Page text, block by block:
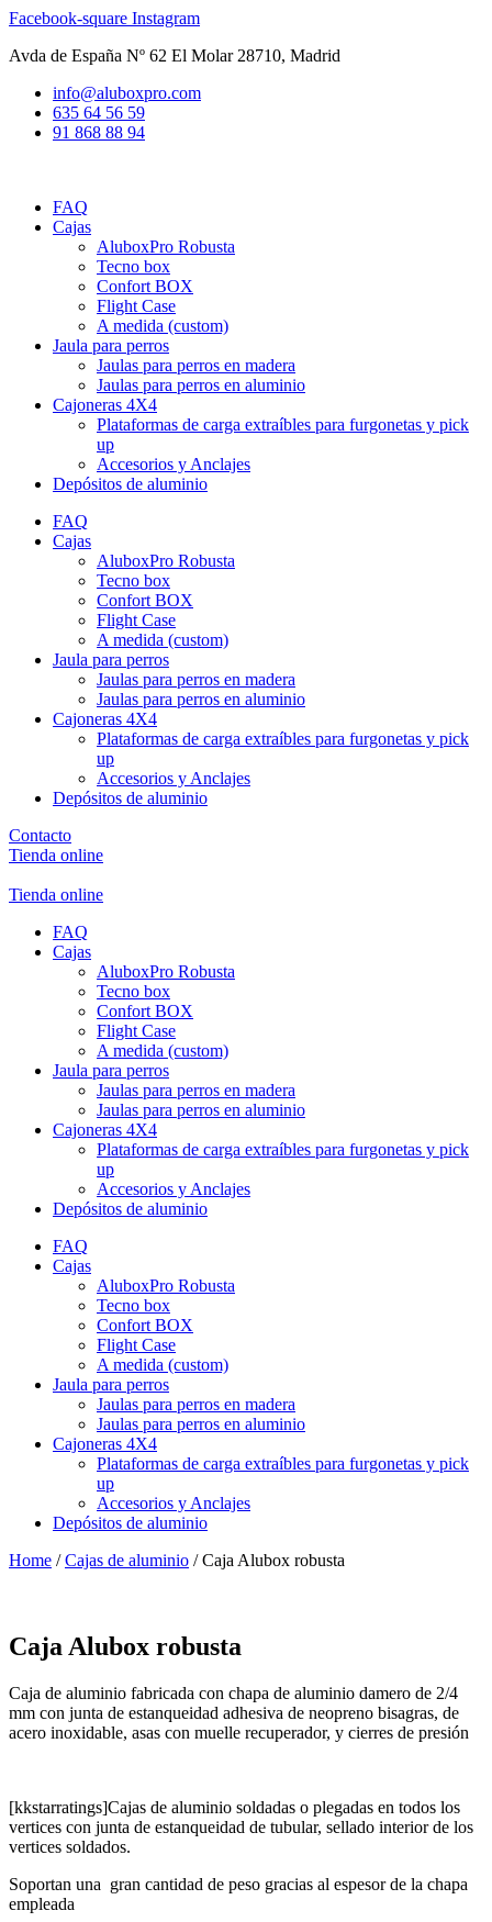
Ir
contenido
Facebook-square Instagram
Avda de España Nº 62 El Molar 28710, Madrid
info@aluboxpro.com
635 64 56 59
91 868 88 94
FAQ
Cajas
AluboxPro Robusta
Tecno box
Confort BOX
Flight Case
A medida (custom)
Jaula para perros
Jaulas para perros en madera
Jaulas para perros en aluminio
Cajoneras 4X4
Plataformas de carga extraíbles para furgonetas y pick
up
Accesorios y Anclajes
Depósitos de aluminio
FAQ
Cajas
AluboxPro Robusta
Tecno box
Confort BOX
Flight Case
A medida (custom)
Jaula para perros
Jaulas para perros en madera
Jaulas para perros en aluminio
Cajoneras 4X4
Plataformas de carga extraíbles para furgonetas y pick
up
Accesorios y Anclajes
Depósitos de aluminio
Contacto
Tienda online
Tienda online
FAQ
Cajas
AluboxPro Robusta
Tecno box
Confort BOX
Flight Case
A medida (custom)
Jaula para perros
Jaulas para perros en madera
Jaulas para perros en aluminio
Cajoneras 4X4
Plataformas de carga extraíbles para furgonetas y pick
up
Accesorios y Anclajes
Depósitos de aluminio
FAQ
Cajas
AluboxPro Robusta
Tecno box
Confort BOX
Flight Case
A medida (custom)
Jaula para perros
Jaulas para perros en madera
Jaulas para perros en aluminio
Cajoneras 4X4
Plataformas de carga extraíbles para furgonetas y pick
up
Accesorios y Anclajes
Depósitos de aluminio
Home /Cajas de aluminio / Caja Alubox robusta
Caja Alubox robusta
Caja de aluminio fabricada con chapa de aluminio damero de 2/4
mm con junta de estanqueidad adhesiva de neopreno bisagras, de
acero inoxidable, asas con muelle recuperador, y cierres de presión
[kkstarratings]Cajas de aluminio soldadas o plegadas en todos los
vertices con junta de estanqueidad de tubular, sellado interior de los
vertices soldados.
Soportan una gran cantidad de peso gracias al espesor de la chapa
empleada